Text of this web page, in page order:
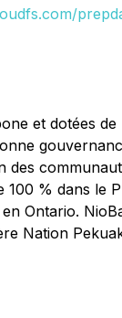
et dotées
% dans le
Ontario.
Nation